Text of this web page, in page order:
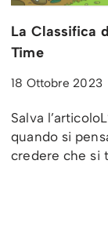
La Classifica
Time
18 Ottobre 2023
Salva
quando si
credere che si